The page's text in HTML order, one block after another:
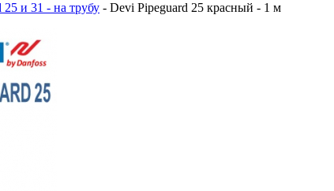
и 31 - на трубу - Devi Pipeguard 25 красный - 1 м